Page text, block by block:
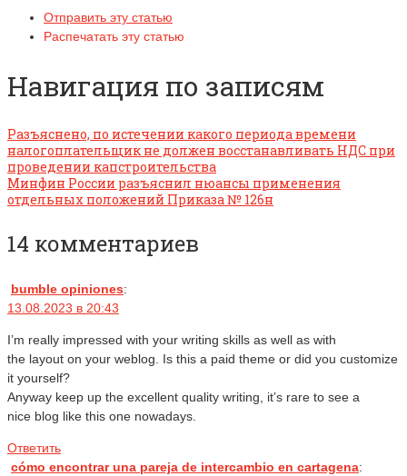
Отправить эту статью
Распечатать эту статью
Навигация по записям
Разъяснено, по истечении какого периода времени
налогоплательщик не должен восстанавливать НДС при
проведении капстроительства
Минфин России разъяснил нюансы применения
отдельных положений Приказа № 126н
14 комментариев
bumble opiniones:
13.08.2023 в 20:43
I’m really impressed with your writing skills as well as with
the layout on your weblog. Is this a paid theme or did you customize
it yourself?
Anyway keep up the excellent quality writing, it’s rare to see a
nice blog like this one nowadays.
Ответить
cómo encontrar una pareja de intercambio en cartagena: